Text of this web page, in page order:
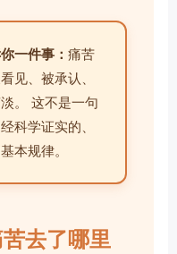
一件事： 痛苦
见、被承认、
。 这不是一句
科学证实的、
本规律。
去了哪里